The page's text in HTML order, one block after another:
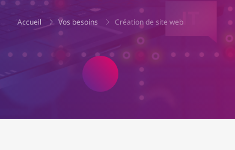
Accueil Vos besoins Création de site web